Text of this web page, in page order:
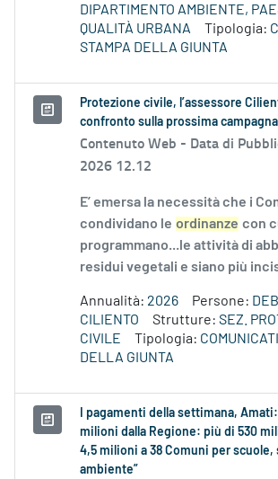
DIPARTIMENTO AMBIENTE,
QUALITÀ URBANA
Tipologia:
STAMPA DELLA GIUNTA
Protezione civile, l’assessore
confronto sulla prossima
Contenuto Web - Data di
2026 12.12
E’ emersa la necessità che i
condividano le ordinanze con
programmano...le attività di
residui vegetali e siano più
Annualità: 2026 Persone:
CILIENTO
Strutture: SEZ.
CIVILE
Tipologia:
DELLA GIUNTA
I pagamenti della settimana, Amati:
milioni dalla Regione: più di 530
4,5 milioni a 38 Comuni per scuole,
ambiente”